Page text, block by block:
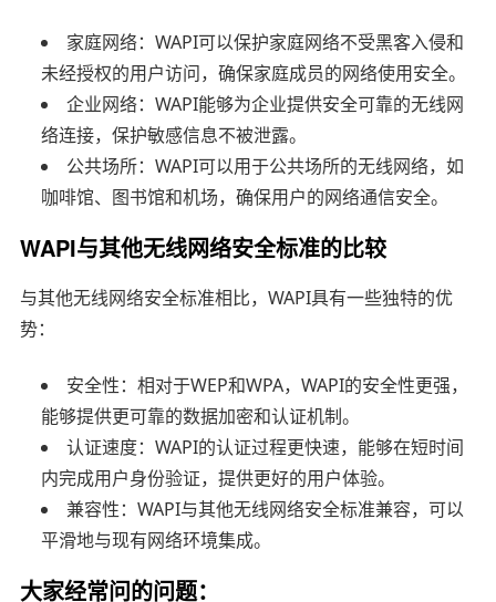
家庭网络：WAPI可以保护家庭网络不受黑客入侵和
未经授权的用户访问，确保家庭成员的网络使用安全。
企业网络：WAPI能够为企业提供安全可靠的无线网
络连接，保护敏感信息不被泄露。
公共场所：WAPI可以用于公共场所的无线网络，如
咖啡馆、图书馆和机场，确保用户的网络通信安全。
WAPI与其他无线网络安全标准的比较
与其他无线网络安全标准相比，WAPI具有一些独特的优
势：
安全性：相对于WEP和WPA，WAPI的安全性更强，
能够提供更可靠的数据加密和认证机制。
认证速度：WAPI的认证过程更快速，能够在短时间
内完成用户身份验证，提供更好的用户体验。
兼容性：WAPI与其他无线网络安全标准兼容，可以
平滑地与现有网络环境集成。
大家经常问的问题：